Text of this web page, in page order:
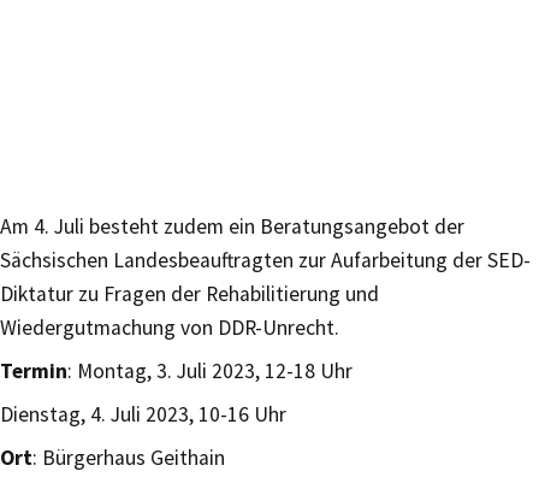
Am 4. Juli besteht zudem ein Beratungsangebot der
Sächsischen Landesbeauftragten zur Aufarbeitung der SED-
Diktatur zu Fragen der Rehabilitierung und
Wiedergutmachung von DDR-Unrecht.
Termin: Montag, 3. Juli 2023, 12-18 Uhr
Dienstag, 4. Juli 2023, 10-16 Uhr
Ort: Bürgerhaus Geithain